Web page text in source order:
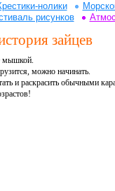
нолики
рисунков
зайцев
мышкой.
можно начинать.
и раскрасить обычными